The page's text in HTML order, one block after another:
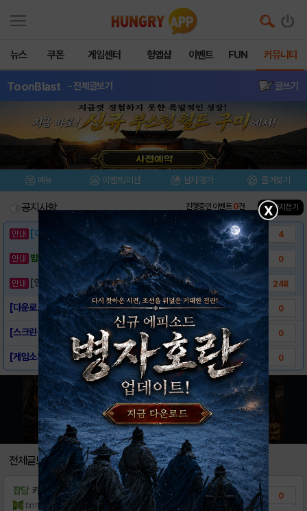
뉴스 쿠폰 게임센터 헝앱샵 이벤트 FUN 커뮤니티
ToonBlast - 전체글보기 글쓰기
메뉴 이벤트/미션 설치/평가 즐겨찾기
공지사항 진행중인 이벤트0건 ▲ 공지접기
[이벤트] 웃음으로 매일매일 해피! 유머 게시.. 4
밥알이의 헝앱통신 ⑲ “밥알이, 드디어 멀티를.. 0
[안내] 헝그리앱 필수 상식! 밥알 획득 안내.. 248
[다운로드 링크] Toon Blast 0
[스크린샷] Toon Blast 0
[게임소개] Toon Blast 0
전체글보기
잡담 카톡 정보이용료현금 특별이벤트중이더라：
bmtmpmc 조회수:16 | 21.07.22
0
X